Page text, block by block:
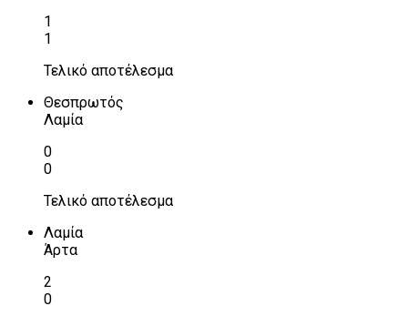
1
1
Τελικό αποτέλεσμα
Θεσπρωτός
Λαμία
0
0
Τελικό αποτέλεσμα
Λαμία
Άρτα
2
0